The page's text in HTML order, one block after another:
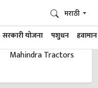
सरकारी योजना पशुधन हवामान
मराठी